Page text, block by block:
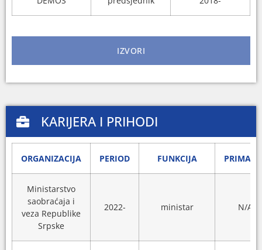
IZVORI
KARIJERA I PRIHODI
ORGANIZACIJA PERIOD FUNKCIJA
Ministarstvo
saobraćaja i
veza Republike
Srpske
2022- ministar N/A